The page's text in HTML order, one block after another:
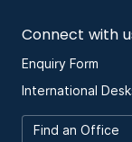
Connect with
Enquiry Form
International